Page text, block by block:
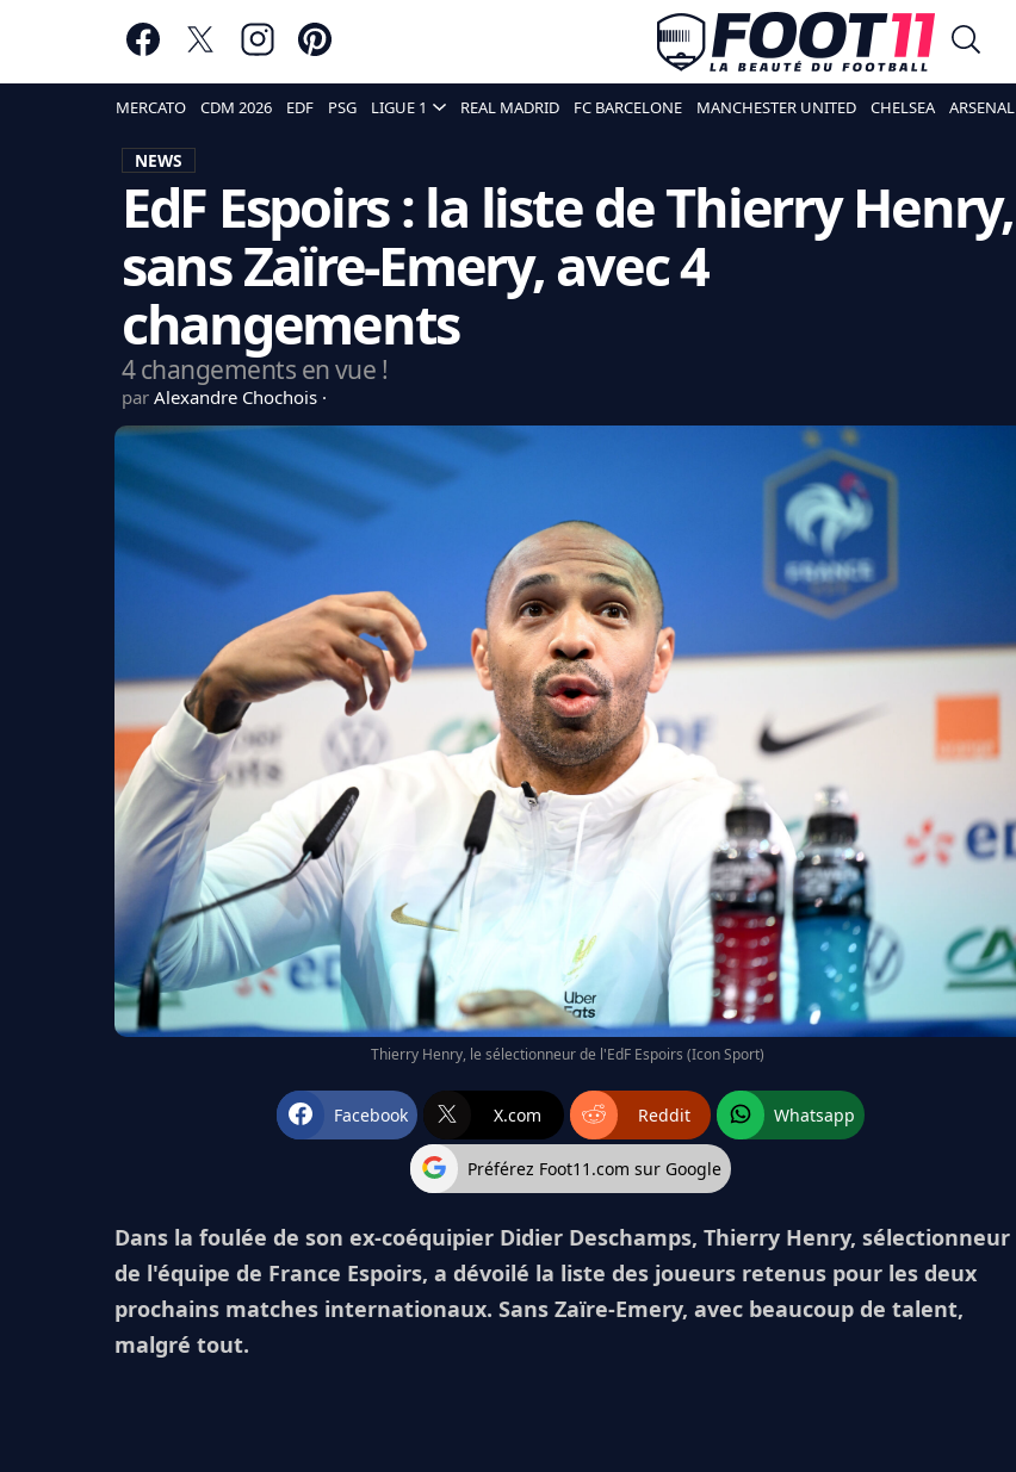
MERCATO CDM 2026 EDF PSG LIGUE 1 REAL MADRID FC BARCELONE MANCHESTER UNITED CHELSEA ARSENAL
NEWS
EdF Espoirs : la liste de Thierry Henry,
sans Zaïre-Emery, avec 4
changements
4 changements en vue !
par Alexandre Chochois
Thierry Henry, le sélectionneur de l'EdF Espoirs (Icon Sport)
Facebook X.com Reddit Whatsapp
Préférez Foot11.com sur Google
Dans la foulée de son ex-coéquipier Didier Deschamps, Thierry Henry, sélectionneur
de l'équipe de France Espoirs, a dévoilé la liste des joueurs retenus pour les deux
prochains matches internationaux. Sans Zaïre-Emery, avec beaucoup de talent,
malgré tout.